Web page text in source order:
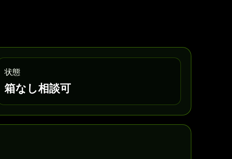
状態
箱なし相談可